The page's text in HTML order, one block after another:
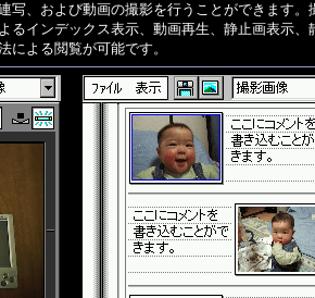
写、および動画の撮影を行うことができます。
るインデックス表示、動画再生、静止画表示、
による閲覧が可能です。